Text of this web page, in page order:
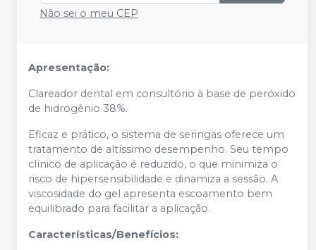
Não sei o meu CEP
Apresentação:
Clareador dental em consultório à base de peróxido
de hidrogênio 38%.
Eficaz e prático, o sistema de seringas oferece um
tratamento de altíssimo desempenho. Seu tempo
clínico de aplicação é reduzido, o que minimiza o
risco de hipersensibilidade e dinamiza a sessão. A
viscosidade do gel apresenta escoamento bem
equilibrado para facilitar a aplicação.
Características/Benefícios: